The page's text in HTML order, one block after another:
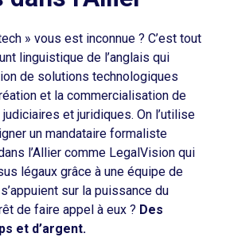
» vous est inconnue ? C’est tout
linguistique de l’anglais qui
de solutions technologiques
et la commercialisation de
et juridiques. On l’utilise
un mandataire formaliste
l’Allier comme LegalVision qui
légaux grâce à une équipe de
sur la puissance du
de faire appel à eux ? Des
et d’argent.